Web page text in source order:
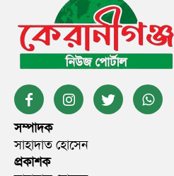
সম্পাদক
সাহাদাত হোসেন
প্রকাশক